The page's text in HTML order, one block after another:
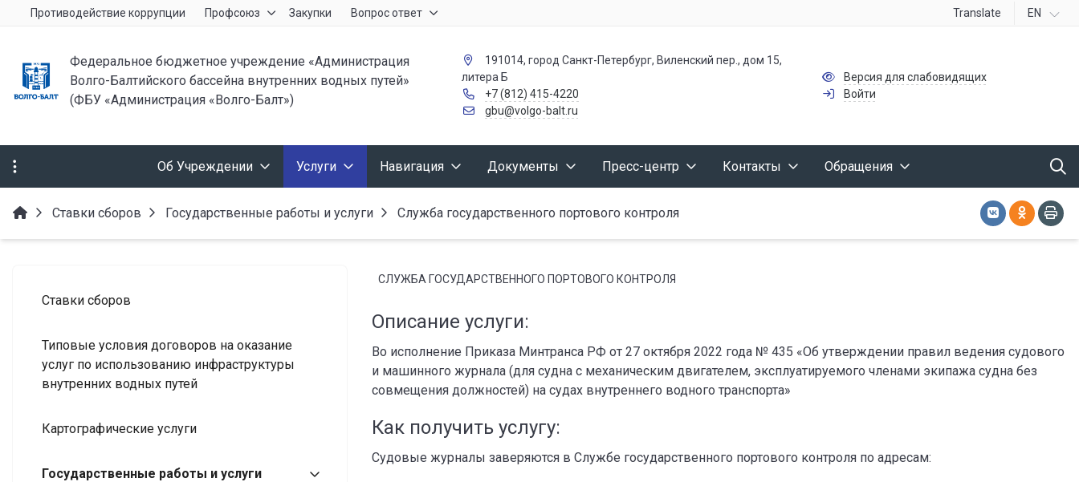
Противодействие коррупции Профсоюз Закупки Вопрос ответ Translate EN
Федеральное бюджетное учреждение «Администрация
Волго-Балтийского бассейна внутренних водных путей»
(ФБУ «Администрация «Волго-Балт»)
191014, город Санкт-Петербург, Виленский пер., дом 15,
литера Б
+7 (812) 415-4220
gbu@volgo-balt.ru
Версия для слабовидящих
Войти
Об Учреждении Услуги Навигация Документы Пресс-центр Контакты Обращения
Ставки сборов Государственные работы и услуги Служба государственного портового контроля
Ставки сборов
Типовые условия договоров на оказание
услуг по использованию инфраструктуры
внутренних водных путей
Картографические услуги
Государственные работы и услуги
СЛУЖБА ГОСУДАРСТВЕННОГО ПОРТОВОГО КОНТРОЛЯ
Описание услуги:
Во исполнение Приказа Минтранса РФ от 27 октября 2022 года № 435 «Об утверждении правил ведения судового
и машинного журнала (для судна с механическим двигателем, эксплуатируемого членами экипажа судна без
совмещения должностей) на судах внутреннего водного транспорта»
Как получить услугу:
Судовые журналы заверяются в Службе государственного портового контроля по адресам: